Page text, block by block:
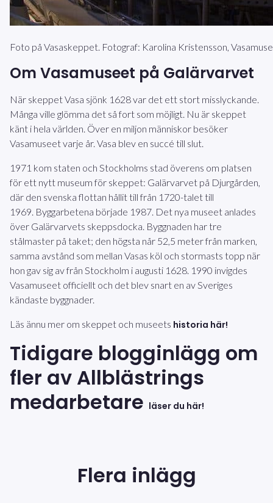
Foto på Vasaskeppet. Fotograf: Karolina Kristensson,
Om Vasamuseet på Galärvarvet
När skeppet Vasa sjönk 1628 var det ett stort misslyckande.
Många ville glömma det så fort som möjligt. Nu är skeppet
känt i hela världen. Över en miljon människor besöker
Vasamuseet varje år. Vasa blev en succé till slut.
1971 kom staten och Stockholms stad överens om platsen
för ett nytt museum för skeppet: Galärvarvet på Djurgården,
där den svenska flottan hållit till från 1720-talet till
1969. Byggarbetena började 1987. Det nya museet anlades
över Galärvarvets skeppsdocka. Byggnaden har tre
stålmaster på taket; den högsta når 52,5 meter från marken,
samma avstånd som mellan Vasas köl och stormasts topp när
hon gav sig av från Stockholm i augusti 1628. 1990 invigdes
Vasamuseet officiellt och det blev snart en av Sveriges
kändaste byggnader.
Läs ännu mer om skeppet och museets historia här!
Tidigare blogginlägg om
fler av Allblästrings
medarbetare läser du här!
Flera inlägg